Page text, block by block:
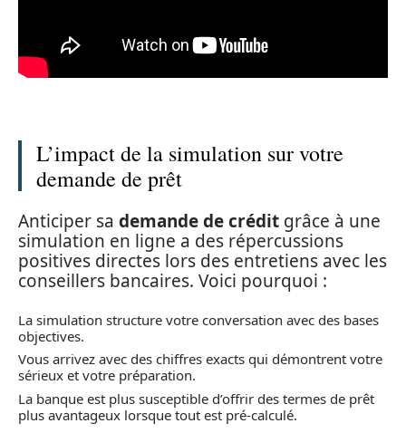
L’impact de la simulation sur votre
demande de prêt
Anticiper sa demande de crédit grâce à une
simulation en ligne a des répercussions
positives directes lors des entretiens avec les
conseillers bancaires. Voici pourquoi :
La simulation structure votre conversation avec des bases
objectives.
Vous arrivez avec des chiffres exacts qui démontrent votre
sérieux et votre préparation.
La banque est plus susceptible d’offrir des termes de prêt
plus avantageux lorsque tout est pré-calculé.